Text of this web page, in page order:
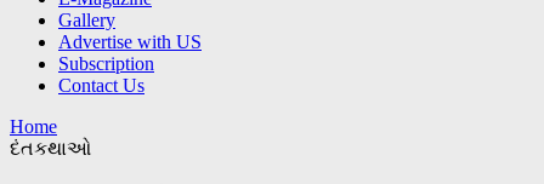
Gallery
Advertise with US
Subscription
Contact Us
Home
દંતકથાઓ